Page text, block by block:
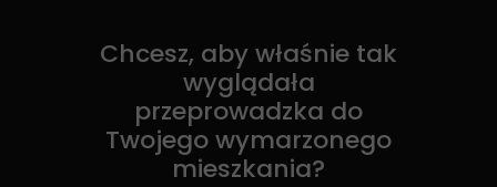
Chcesz, aby właśnie tak
wyglądała
przeprowadzka do
Twojego wymarzonego
mieszkania?